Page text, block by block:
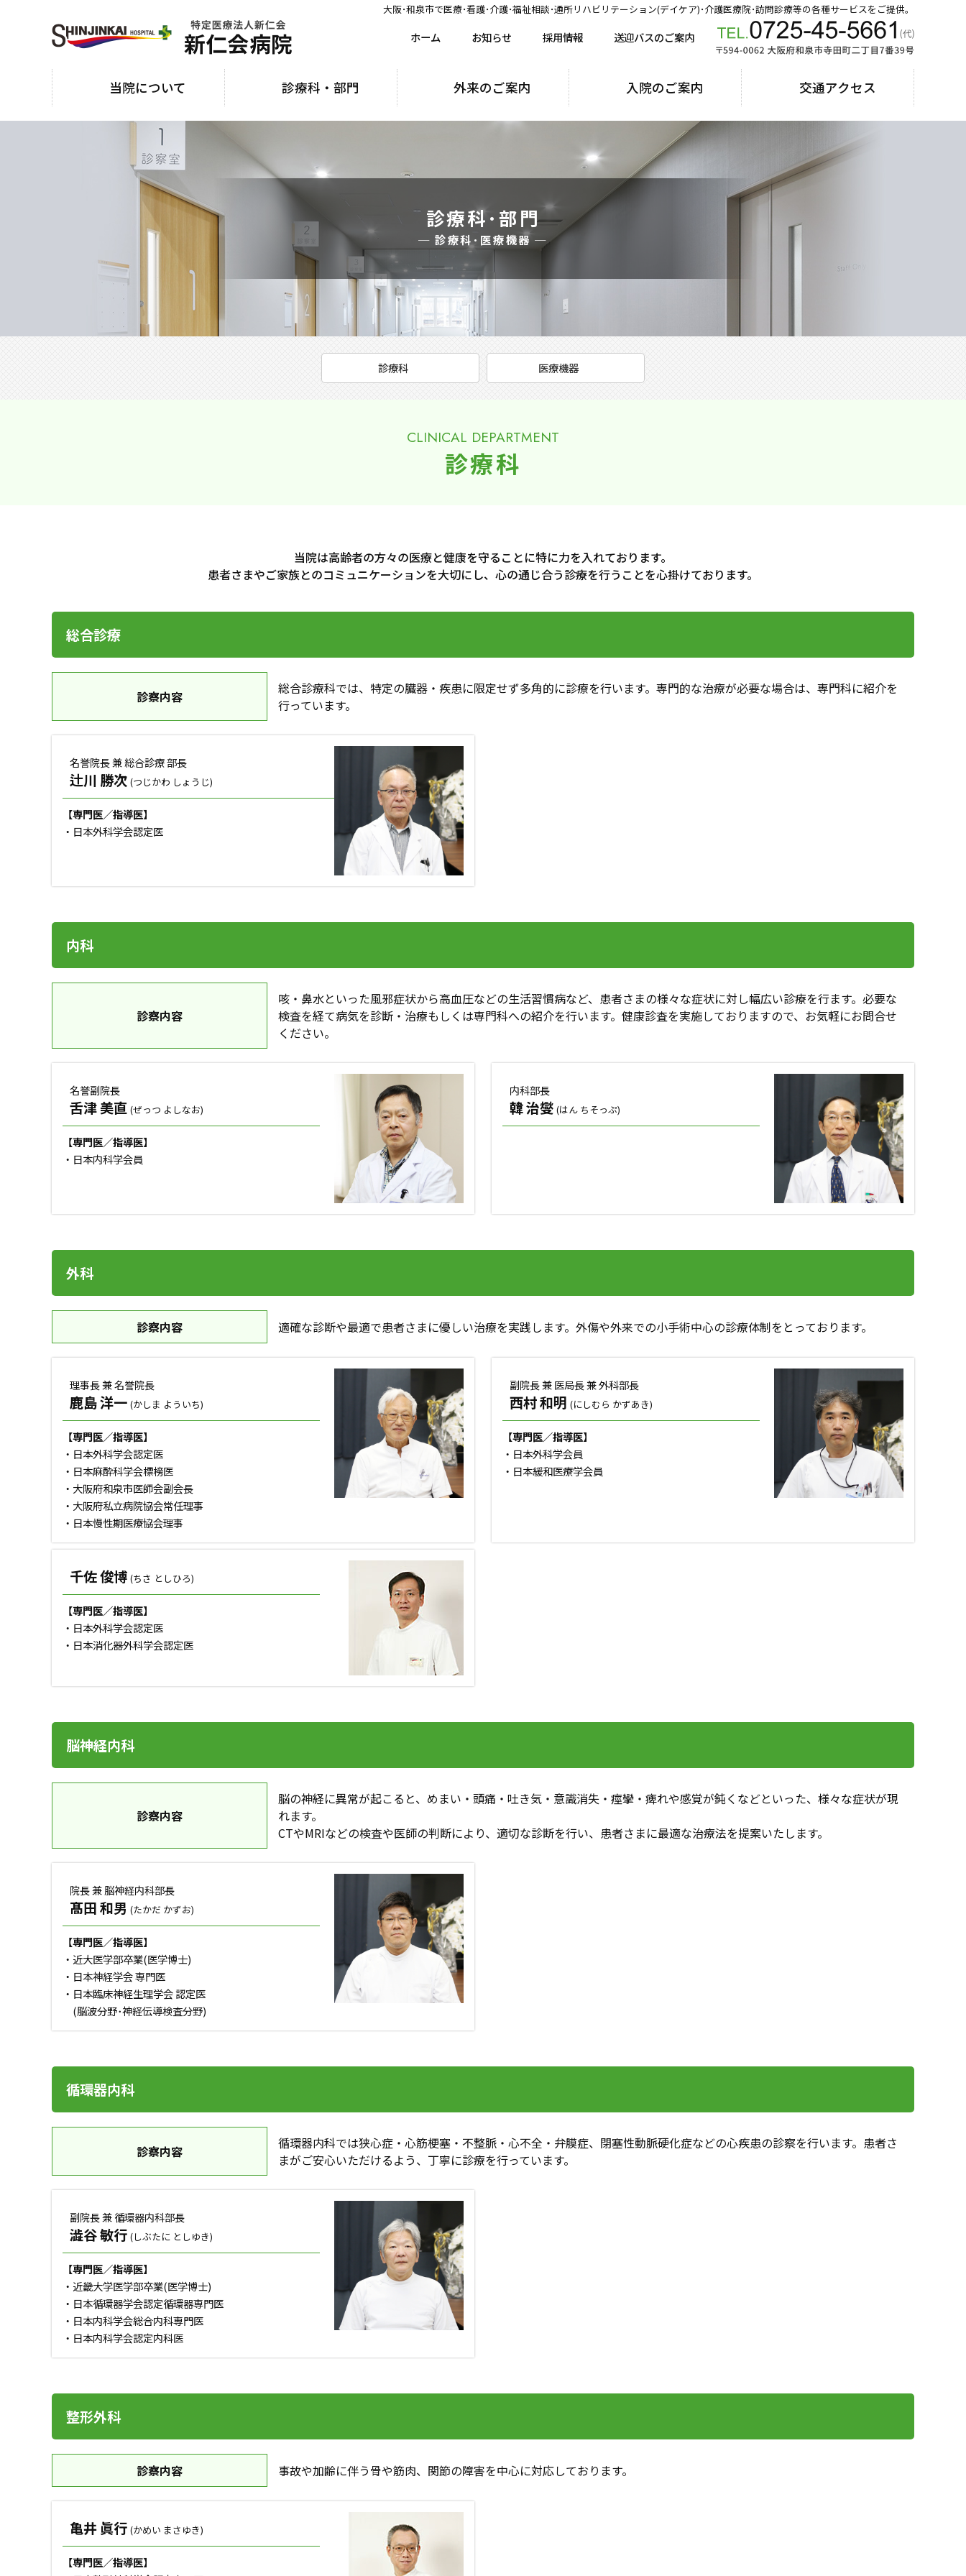
大阪･和泉市で医療･看護･介護･福祉相談･通所リハビリテーション(デイケア)･介護医療院･訪問診療等の各種サービスをご提供。
ホーム お知らせ 採用情報 送迎バスのご案内
当院について 診療科・部門 外来のご案内 入院のご案内 交通アクセス
診療科･部門
─ 診療科･医療機器 ─
診療科 医療機器
CLINICAL DEPARTMENT
診療科
当院は高齢者の方々の医療と健康を守ることに特に力を入れております。
患者さまやご家族とのコミュニケーションを大切にし、心の通じ合う診療を行うことを心掛けております。
総合診療
診察内容
総合診療科では、特定の臓器・疾患に限定せず多角的に診療を行います。専門的な治療が必要な場合は、専門科に紹介を
行っています。
名誉院長 兼 総合診療 部長
辻川 勝次 (つじかわ しょうじ)
【専門医／指導医】
・日本外科学会認定医
内科
診察内容
咳・鼻水といった風邪症状から高血圧などの生活習慣病など、患者さまの様々な症状に対し幅広い診療を行ます。必要な
検査を経て病気を診断・治療もしくは専門科への紹介を行います。健康診査を実施しておりますので、お気軽にお問合せ
ください。
名誉副院長
舌津 美直 (ぜっつ よしなお)
【専門医／指導医】
・日本内科学会員
内科部長
韓 治燮 (はん ちそっぷ)
外科
診察内容 適確な診断や最適で患者さまに優しい治療を実践します。外傷や外来での小手術中心の診療体制をとっております。
理事長 兼 名誉院長
鹿島 洋一 (かしま よういち)
【専門医／指導医】
・日本外科学会認定医
・日本麻酔科学会標榜医
・大阪府和泉市医師会副会長
・大阪府私立病院協会常任理事
・日本慢性期医療協会理事
副院長 兼 医局長 兼 外科部長
西村 和明 (にしむら かずあき)
【専門医／指導医】
・日本外科学会員
・日本緩和医療学会員
千佐 俊博 (ちさ としひろ)
【専門医／指導医】
・日本外科学会認定医
・日本消化器外科学会認定医
脳神経内科
診察内容
脳の神経に異常が起こると、めまい・頭痛・吐き気・意識消失・痙攣・痺れや感覚が鈍くなどといった、様々な症状が現
れます。
CTやMRIなどの検査や医師の判断により、適切な診断を行い、患者さまに最適な治療法を提案いたします。
院長 兼 脳神経内科部長
髙田 和男 (たかだ かずお)
【専門医／指導医】
・近大医学部卒業(医学博士)
・日本神経学会 専門医
・日本臨床神経生理学会 認定医
(脳波分野･神経伝導検査分野)
循環器内科
診察内容
循環器内科では狭心症・心筋梗塞・不整脈・心不全・弁膜症、閉塞性動脈硬化症などの心疾患の診察を行います。患者さ
まがご安心いただけるよう、丁寧に診療を行っています。
副院長 兼 循環器内科部長
澁谷 敏行 (しぶたに としゆき)
【専門医／指導医】
・近畿大学医学部卒業(医学博士)
・日本循環器学会認定循環器専門医
・日本内科学会総合内科専門医
・日本内科学会認定内科医
整形外科
診察内容 事故や加齢に伴う骨や筋肉、関節の障害を中心に対応しております。
亀井 眞行 (かめい まさゆき)
【専門医／指導医】